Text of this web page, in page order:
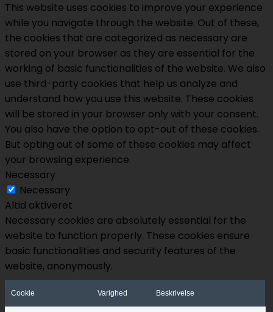
This website uses cookies to improve your experience
while you navigate through the website. Out of these,
the cookies that are categorized as necessary are
stored on your browser as they are essential for the
working of basic functionalities of the website. We also
use third-party cookies that help us analyze and
understand how you use this website. These cookies
will be stored in your browser only with your consent.
You also have the option to opt-out of these cookies.
But opting out of some of these cookies may affect
your browsing experience.
Necessary
Necessary
Altid aktiveret
Necessary cookies are absolutely essential for the
website to function properly. These cookies ensure
basic functionalities and security features of the
website, anonymously.
Cookie Varighed Beskrivelse